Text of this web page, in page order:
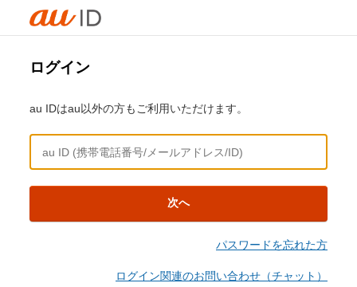
ログイン
au IDはau以外の方もご利用いただけます。
次へ
パスワードを忘れた方
ログイン関連のお問い合わせ（チャット）